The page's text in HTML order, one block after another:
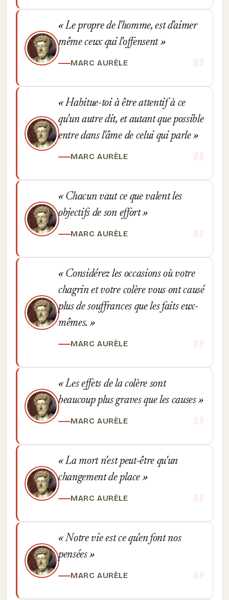
Le propre de l'homme, est d'aimer
même ceux qui l'offensent
MARC AURÈLE
Habitue-toi à être attentif à ce
qu'un autre dit, et autant que possible
entre dans l'âme de celui qui parle
MARC AURÈLE
Chacun vaut ce que valent les
objectifs de son effort
MARC AURÈLE
Considérez les occasions où votre
chagrin et votre colère vous ont causé
plus de souffrances que les faits eux-
mêmes.
MARC AURÈLE
Les effets de la colère sont
beaucoup plus graves que les causes
MARC AURÈLE
La mort n'est peut-être qu'un
changement de place
MARC AURÈLE
Notre vie est ce qu'en font nos
pensées
MARC AURÈLE